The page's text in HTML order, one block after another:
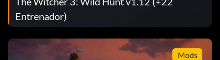
Entrenador)
Mods